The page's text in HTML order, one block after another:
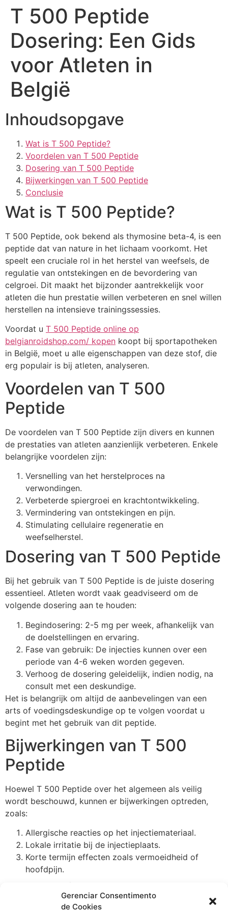
Gerenciar Consentimento
de Cookies
T 500 Peptide
Dosering: Een Gids
voor Atleten in
België
Inhoudsopgave
Wat is T 500 Peptide?
Voordelen van T 500 Peptide
Dosering van T 500 Peptide
Bijwerkingen van T 500 Peptide
Conclusie
Wat is T 500 Peptide?
T 500 Peptide, ook bekend als thymosine beta-4, is een
peptide dat van nature in het lichaam voorkomt. Het
speelt een cruciale rol in het herstel van weefsels, de
regulatie van ontstekingen en de bevordering van
celgroei. Dit maakt het bijzonder aantrekkelijk voor
atleten die hun prestatie willen verbeteren en snel willen
herstellen na intensieve trainingssessies.
Voordat u T 500 Peptide online op
belgianroidshop.com/ kopen koopt bij sportapotheken
in België, moet u alle eigenschappen van deze stof, die
erg populair is bij atleten, analyseren.
Voordelen van T 500
Peptide
De voordelen van T 500 Peptide zijn divers en kunnen
de prestaties van atleten aanzienlijk verbeteren. Enkele
belangrijke voordelen zijn:
Versnelling van het herstelproces na
verwondingen.
Verbeterde spiergroei en krachtontwikkeling.
Vermindering van ontstekingen en pijn.
Stimulating cellulaire regeneratie en
weefselherstel.
Dosering van T 500 Peptide
Bij het gebruik van T 500 Peptide is de juiste dosering
essentieel. Atleten wordt vaak geadviseerd om de
volgende dosering aan te houden:
Begindosering: 2-5 mg per week, afhankelijk van
de doelstellingen en ervaring.
Fase van gebruik: De injecties kunnen over een
periode van 4-6 weken worden gegeven.
Verhoog de dosering geleidelijk, indien nodig, na
consult met een deskundige.
Het is belangrijk om altijd de aanbevelingen van een
arts of voedingsdeskundige op te volgen voordat u
begint met het gebruik van dit peptide.
Bijwerkingen van T 500
Peptide
Hoewel T 500 Peptide over het algemeen als veilig
wordt beschouwd, kunnen er bijwerkingen optreden,
zoals:
Allergische reacties op het injectiemateriaal.
Lokale irritatie bij de injectieplaats.
Korte termijn effecten zoals vermoeidheid of
hoofdpijn.
Conclusie